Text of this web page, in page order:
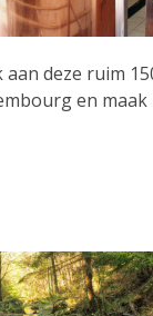
deze ruim
en maak